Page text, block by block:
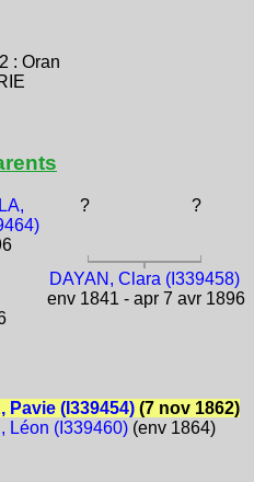
: Oran
? ?
DAYAN, Clara (I339458)
env 1841 - apr 7 avr 1896
Pavie (I339454)(7 nov 1862)
Léon (I339460)(env 1864)